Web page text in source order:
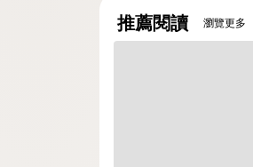
推薦閱讀 瀏覽更多